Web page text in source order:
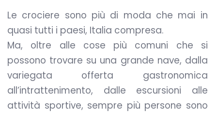
Le crociere sono più di moda che mai in
quasi tutti i paesi, Italia compresa.
Ma, oltre alle cose più comuni che si
possono trovare su una grande nave, dalla
variegata offerta gastronomica
all’intrattenimento, dalle escursioni alle
attività sportive, sempre più persone sono